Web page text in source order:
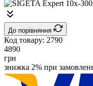
До порівняння
Код товару: 2790
4890
грн
знижка 2% при